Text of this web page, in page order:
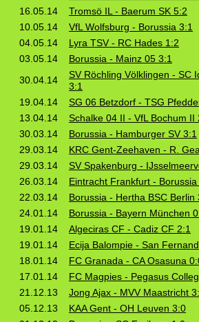
16.05.14
Tromsö IL - Baerum SK 5:2
10.05.14
VfL Wolfsburg - Borussia 3:1
04.05.14
Lyra TSV - RC Hades 1:2
03.05.14
Borussia - Mainz 05 3:1
30.04.14
SV Röchling Völklingen - SC
3:1
19.04.14
SG 06 Betzdorf - TSG
13.04.14
Schalke 04 II - VfL Bochum II
30.03.14
Borussia - Hamburger SV 3:1
29.03.14
KRC Gent-Zeehaven - R.
29.03.14
SV Spakenburg -
26.03.14
Eintracht Frankfurt -
22.03.14
Borussia - Hertha BSC Berlin
24.01.14
Borussia - Bayern München
19.01.14
Algeciras CF - Cadiz CF 2:1
19.01.14
Ecija Balompie - San
18.01.14
FC Granada - CA Osasuna
17.01.14
FC Magpies - Pegasus
21.12.13
Jong Ajax - MVV Maastricht
05.12.13
KAA Gent - OH Leuven 3:0